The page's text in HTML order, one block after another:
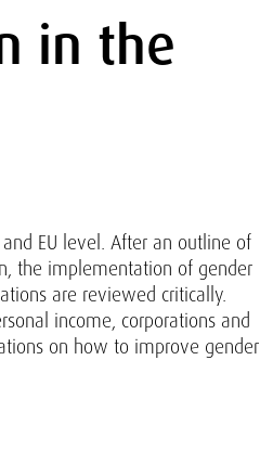
in the
EU level. After an outline of
the implementation of gender
are reviewed critically.
income, corporations and
on how to improve gender